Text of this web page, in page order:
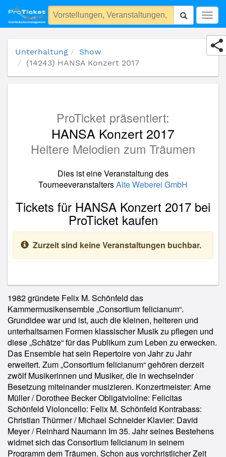
(14243) HANSA Konzert 2017
Unterhaltung
Show
(14243) HANSA Konzert 2017
ProTicket präsentiert:
HANSA Konzert 2017
Heitere Melodien zum Träumen
Dies ist eine Veranstaltung des
TourneeveranstaltersAlte Weberei GmbH
Tickets für HANSA Konzert 2017 bei
ProTicket kaufen
Zurzeit sind keine Veranstaltungen buchbar.
1982 gründete Felix M. Schönfeld das
Kammermusikensemble „Consortium felicianum“.
Grundidee war und ist, auch die kleinen, heiteren und
unterhaltsamen Formen klassischer Musik zu pflegen und
diese „Schätze“ für das Publikum zum Leben zu erwecken.
Das Ensemble hat sein Repertoire von Jahr zu Jahr
erweitert. Zum „Consortium felicianum“ gehören derzeit
zwölf Musikerinnen und Musiker, die in wechselnder
Besetzung miteinander musizieren. Konzertmeister: Arne
Müller / Dorothee Becker Obligatvioline: Felicitas
Schönfeld Violoncello: Felix M. Schönfeld Kontrabass:
Christian Thürmer / Michael Schneider Klavier: David
Meyer / Reinhard Naumann Im 35. Jahr seines Bestehens
widmet sich das Consortium felicianum in seinem
Programm dem Träumen. Schon aus vorchristlicher Zeit